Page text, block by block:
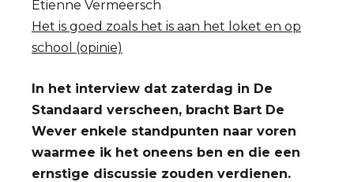
Etienne Vermeersch
Het is goed zoals het is aan het loket en op
school (opinie)
In het interview dat zaterdag in De
Standaard verscheen, bracht Bart De
Wever enkele standpunten naar voren
waarmee ik het oneens ben en die een
ernstige discussie zouden verdienen.